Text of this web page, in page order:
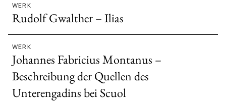
WERK
Rudolf Gwalther – Ilias
WERK
Johannes Fabricius Montanus –
Beschreibung der Quellen des
Unterengadins bei Scuol